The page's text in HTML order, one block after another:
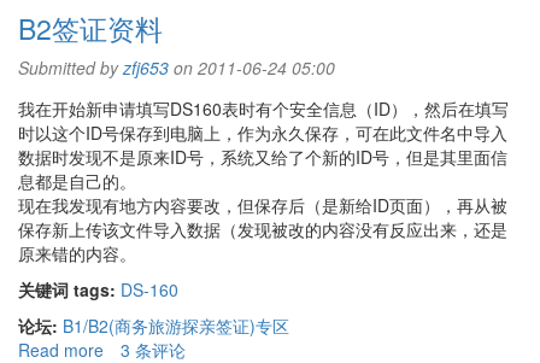
8
月
1
实
际
票
定
在
7
月
28
日，
可
160
表
确
认
页
变
了
B2签证资料
Submitted byzfj653 on 2011-06-24 05:00
我在开始新申请填写DS160表时有个安全信息（ID），然后在填写
时以这个ID号保存到电脑上，作为永久保存，可在此文件名中导入
数据时发现不是原来ID号，系统又给了个新的ID号，但是其里面信
息都是自己的。
现在我发现有地方内容要改，但保存后（是新给ID页面），再从被
保存新上传该文件导入数据（发现被改的内容没有反应出来，还是
原来错的内容。
关键词 tags: DS-160
论坛: B1/B2(商务旅游探亲签证)专区
Read more about
3 条评论